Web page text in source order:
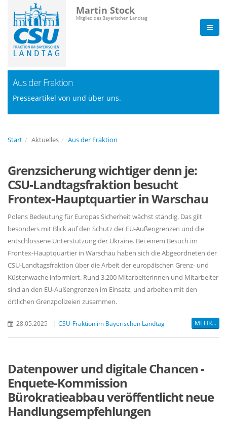
Martin Stock
Mitglied des Bayerischen Landtag
Aus der Fraktion
Presseartikel von und über uns.
Start Aktuelles Aus der Fraktion
Grenzsicherung wichtiger denn je:
CSU-Landtagsfraktion besucht
Frontex-Hauptquartier in Warschau
Polens Bedeutung für Europas Sicherheit wächst ständig. Das gilt
besonders mit Blick auf den Schutz der EU-Außengrenzen und die
entschlossene Unterstützung der Ukraine. Bei einem Besuch im
Frontex-Hauptquartier in Warschau haben sich die Abgeordneten der
CSU-Landtagsfraktion über die Arbeit der europäischen Grenz- und
Küstenwache informiert. Rund 3.200 Mitarbeiterinnen und Mitarbeiter
sind an den EU-Außengrenzen im Einsatz, und arbeiten mit den
örtlichen Grenzpolizeien zusammen.
28.05.2025 | CSU-Fraktion im Bayerischen Landtag MEHR...
Datenpower und digitale Chancen -
Enquete-Kommission
Bürokratieabbau veröffentlicht neue
Handlungsempfehlungen